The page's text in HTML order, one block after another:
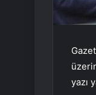
yazı